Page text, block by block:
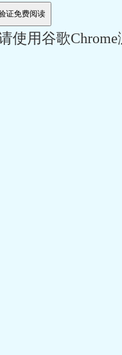
使用谷歌Chrome